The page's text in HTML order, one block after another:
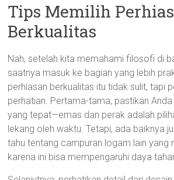
Tips Memilih
Berkualitas
Nah, setelah kita memahami filosofi di
saatnya masuk ke bagian yang lebih
perhiasan berkualitas itu tidak sulit, tapi
perhatian. Pertama-tama, pastikan
yang tepat—emas dan perak adalah
lekang oleh waktu. Tetapi, ada baiknya
tahu tentang campuran logam lain yang
karena ini bisa mempengaruhi daya